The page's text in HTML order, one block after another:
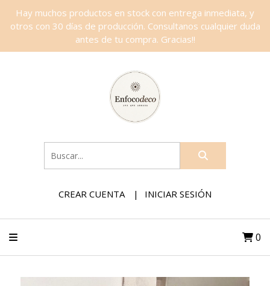
Hay muchos productos en stock con entrega inmediata, y
otros con 30 días de producción. Consultanos cualquier duda
antes de tu compra. Gracias!!
CREAR CUENTA INICIAR SESIÓN
0